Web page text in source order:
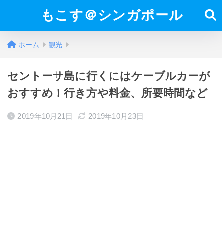
もこす＠シンガポール
ホーム 観光
セントーサ島に行くにはケーブルカーが
おすすめ！行き方や料金、所要時間など
2019年10月21日 2019年10月23日